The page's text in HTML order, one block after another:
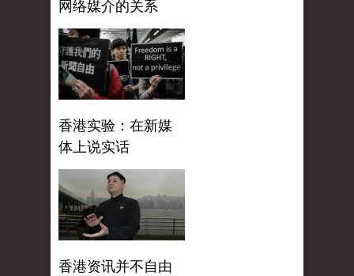
网络媒介的关系
香港实验：在新媒
体上说实话
香港资讯并不自由